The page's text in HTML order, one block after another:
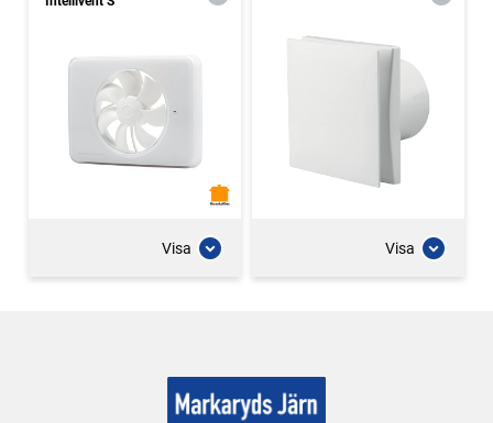
Visa Visa